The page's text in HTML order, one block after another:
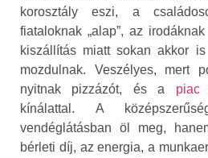
korosztály eszi, a
fiataloknak „alap”, az
kiszállítás miatt sokan akkor
mozdulnak. Veszélyes, mert
nyitnak pizzázót, és a piac
kínálattal. A
vendéglátásban öl meg,
bérleti díj, az energia, a